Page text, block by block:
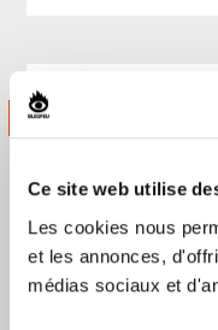
Ce site web utilise
Les cookies nous
et les annonces,
médias sociaux et
octobre 2026